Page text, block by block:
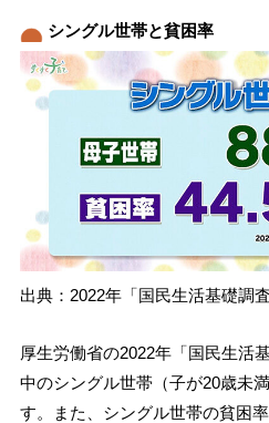
シングル世帯と貧困率
出典：2022年「国民生活基礎調
厚生労働省の2022年「国民生活
中のシングル世帯（子が20歳未
す。また、シングル世帯の貧困